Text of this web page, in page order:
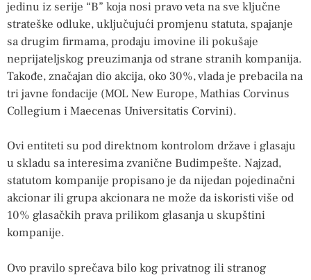
jedinu iz serije “B” koja nosi pravo veta na sve ključne
strateške odluke, uključujući promjenu statuta, spajanje
sa drugim firmama, prodaju imovine ili pokušaje
neprijateljskog preuzimanja od strane stranih kompanija.
Takođe, značajan dio akcija, oko 30%, vlada je prebacila na
tri javne fondacije (MOL New Europe, Mathias Corvinus
Collegium i Maecenas Universitatis Corvini).
Ovi entiteti su pod direktnom kontrolom države i glasaju
u skladu sa interesima zvanične Budimpešte. Najzad,
statutom kompanije propisano je da nijedan pojedinačni
akcionar ili grupa akcionara ne može da iskoristi više od
10% glasačkih prava prilikom glasanja u skupštini
kompanije.
Ovo pravilo sprečava bilo kog privatnog ili stranog